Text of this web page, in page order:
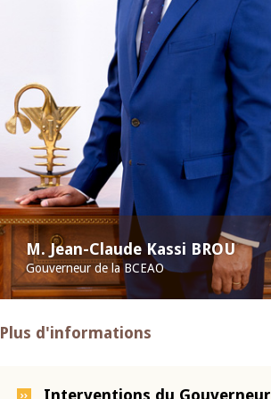
M. Jean-Claude Kassi BROU
Gouverneur de la BCEAO
Plus d'informations
Interventions du Gouverneur